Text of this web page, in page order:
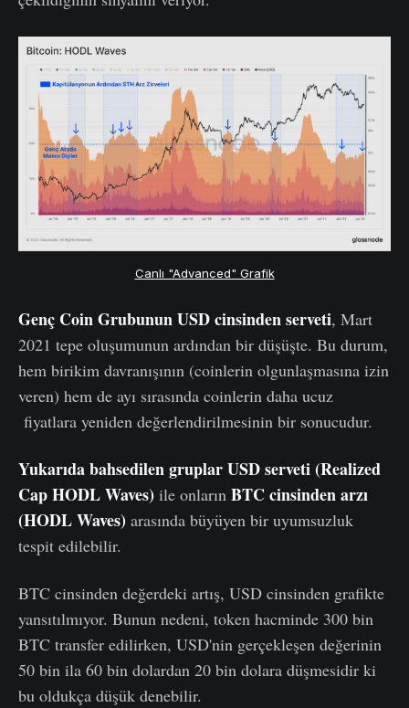
Canlı "Advanced" Grafik
Genç Coin GrubununUSD cinsinden serveti, Mart
2021 tepe oluşumunun ardından bir düşüşte. Bu durum,
hem birikim davranışının (coinlerin olgunlaşmasına izin
veren) hem de ayı sırasında coinlerin daha ucuz
fiyatlara yeniden değerlendirilmesinin bir sonucudur.
Yukarıda bahsedilengruplarUSD serveti (Realized
Cap HODL Waves) ile onların BTC cinsinden arzı
(HODL Waves) arasında büyüyen bir uyumsuzluk
tespit edilebilir.
BTC cinsinden değerdeki artış, USD cinsinden grafikte
yansıtılmıyor. Bunun nedeni, token hacminde 300 bin
BTC transfer edilirken, USD'nin gerçekleşen değerinin
50 bin ila 60 bin dolardan 20 bin dolara düşmesidir ki
bu oldukça düşük denebilir.